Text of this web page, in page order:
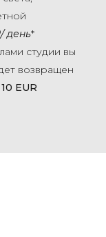
день*
студии вы
возвращен
EUR